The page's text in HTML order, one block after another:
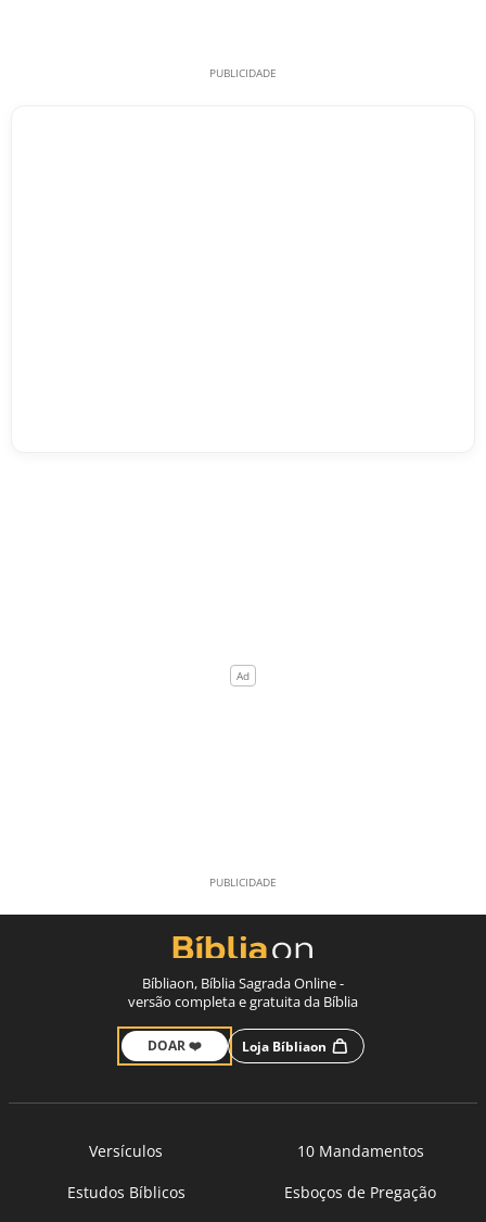
Bíbliaon, Bíblia Sagrada Online -
versão completa e gratuita da Bíblia
DOAR ❤️ Loja Bíbliaon
Versículos
10 Mandamentos
Estudos Bíblicos
Esboços de Pregação